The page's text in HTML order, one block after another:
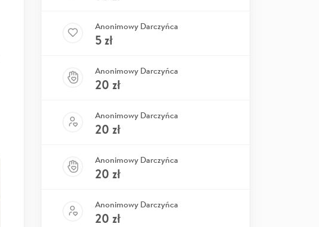
Anonimowy Darczyńca
5zł
Anonimowy Darczyńca
20 zł
Anonimowy Darczyńca
20 zł
Anonimowy Darczyńca
20 zł
Anonimowy Darczyńca
20 zł